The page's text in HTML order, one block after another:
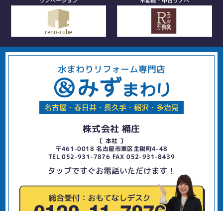
水まわりリフォーム専門店
名古屋・春日井・長久手・稲沢・多治見
株式会社 桶庄
〔 本社 〕
〒461-0018 名古屋市東区主税町4-48
TEL 052-931-7876 FAX 052-931-8439
タップですぐお電話いただけます！